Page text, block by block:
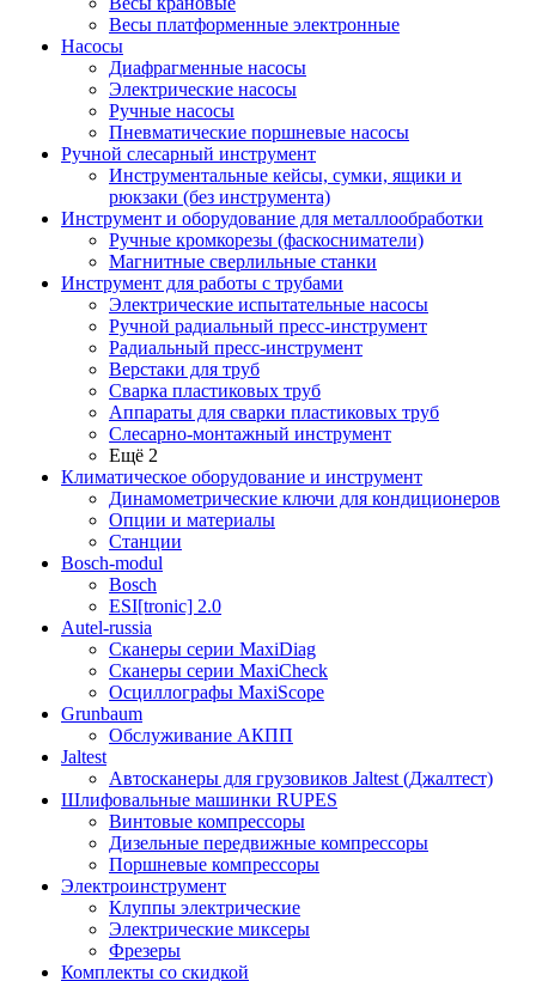
Весы платформенные электронные
Насосы
Диафрагменные насосы
Электрические насосы
Ручные насосы
Пневматические поршневые насосы
Ручной слесарный инструмент
Инструментальные кейсы, сумки, ящики и
рюкзаки (без инструмента)
Инструмент и оборудование для металлообработки
Ручные кромкорезы (фаскосниматели)
Магнитные сверлильные станки
Инструмент для работы с трубами
Электрические испытательные насосы
Ручной радиальный пресс-инструмент
Радиальный пресс-инструмент
Верстаки для труб
Сварка пластиковых труб
Аппараты для сварки пластиковых труб
Слесарно-монтажный инструмент
Ещё 2
Климатическое оборудование и инструмент
Динамометрические ключи для кондиционеров
Опции и материалы
Станции
Bosch-modul
Bosch
ESI[tronic] 2.0
Autel-russia
Сканеры серии MaxiDiag
Сканеры серии MaxiCheck
Осциллографы MaxiScope
Grunbaum
Обслуживание АКПП
Jaltest
Автосканеры для грузовиков Jaltest (Джалтест)
Шлифовальные машинки RUPES
Винтовые компрессоры
Дизельные передвижные компрессоры
Поршневые компрессоры
Электроинструмент
Клуппы электрические
Электрические миксеры
Фрезеры
Комплекты со скидкой